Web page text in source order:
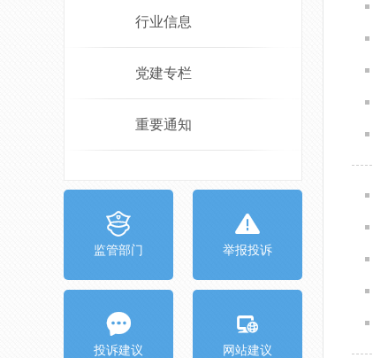
行业信息
党建专栏
重要通知
监管部门 举报投诉
投诉建议 网站建议